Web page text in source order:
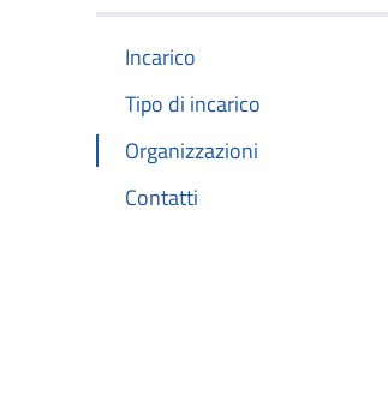
Incarico
Tipo di incarico
Organizzazioni
Contatti